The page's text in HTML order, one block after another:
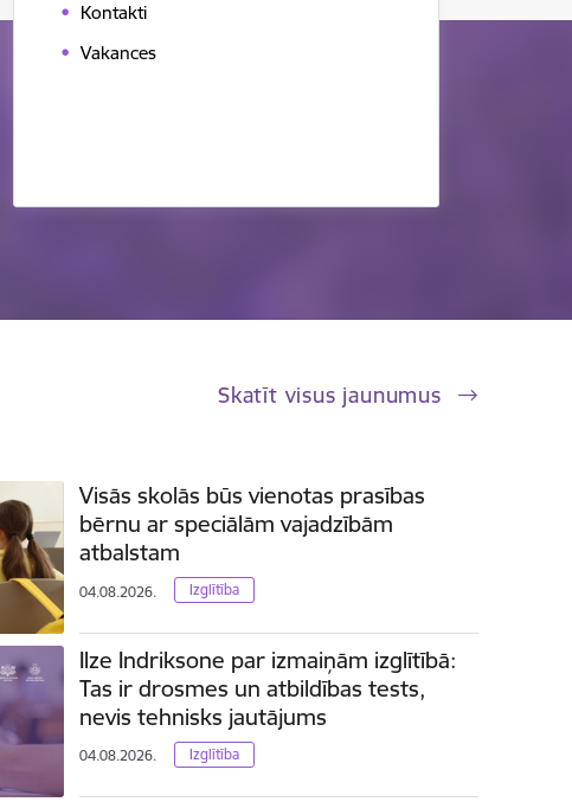
Kontakti
Vakances
Skatīt visus jaunumus
Visās skolās būs vienotas prasības
bērnu ar speciālām vajadzībām
atbalstam
04.08.2026. Izglītība
Ilze Indriksone par izmaiņām izglītībā:
Tas ir drosmes un atbildības tests,
nevis tehnisks jautājums
04.08.2026. Izglītība